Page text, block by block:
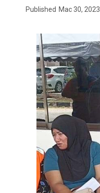
Published Mac 30, 2023